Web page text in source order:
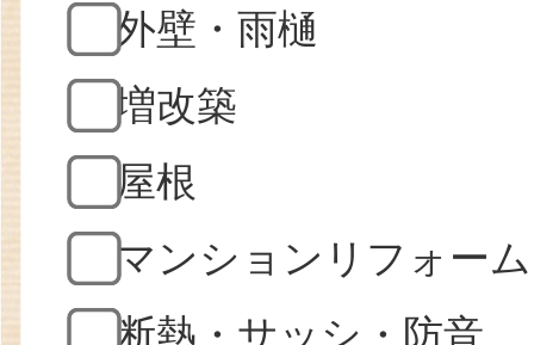
外壁・雨樋
増改築
屋根
マンションリフォーム
断熱・サッシ・防音